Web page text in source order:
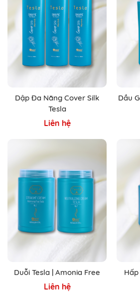
Dập Đa Năng Cover Silk
Tesla
Liên hệ
Dầu
Duỗi Tesla | Amonia Free
Liên hệ